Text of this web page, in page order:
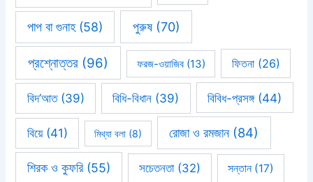
পাপ বা গুনাহ(58) পুরুষ(70)
প্রশ্নোত্তর (96) ফরজ-ওয়াজিব(13) ফিতনা(26)
বিদ’আত(39) বিধি-বিধান (39) বিবিধ-প্রসঙ্গ(44)
বিয়ে(41) মিথ্যা বলা(8) রোজা ও রমজান (84)
শিরক ও কুফরি(55) সচেতনতা(32) সন্তান(17)